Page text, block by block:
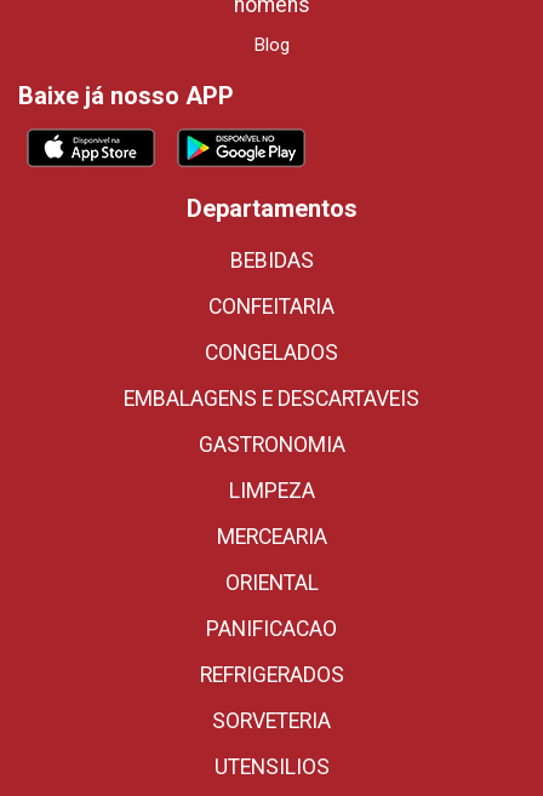
Blog
Baixe já nosso APP
Departamentos
BEBIDAS
CONFEITARIA
CONGELADOS
EMBALAGENS E DESCARTAVEIS
GASTRONOMIA
LIMPEZA
MERCEARIA
ORIENTAL
PANIFICACAO
REFRIGERADOS
SORVETERIA
UTENSILIOS